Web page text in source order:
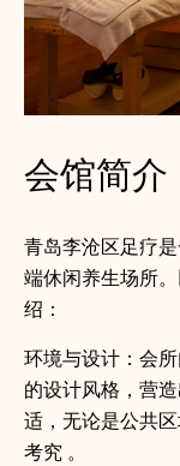
会馆简介
青岛李沧区足疗
端休闲养生场所
绍：
环境与设计：会
的设计风格，营
适，无论是公共
考究 。